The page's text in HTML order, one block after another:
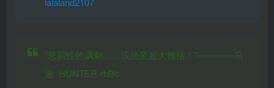
“悲剧性的讽刺……没法竖起大拇指！”————马
迷 HUNTER-rb9lc